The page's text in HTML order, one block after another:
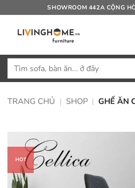
qua
SHOWROOM 442A CỘNG
Tìm
TRANG CHỦ | SHOP | GHẾ ĂN
HOT